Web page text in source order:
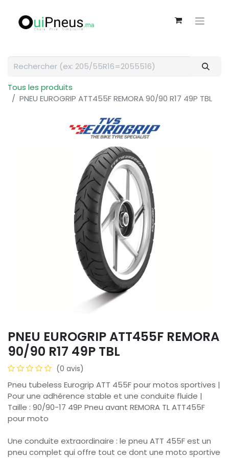
Tous les produits
PNEU EUROGRIP ATT455F REMORA 90/90 R17 49P TBL
PNEU EUROGRIP ATT455F REMORA
90/90 R17 49P TBL
(0 avis)
Pneu tubeless Eurogrip ATT 455F pour motos sportives |
Pour une adhérence stable et une conduite fluide |
Taille : 90/90-17 49P Pneu avant REMORA TL ATT455F
pour moto
Une conduite extraordinaire : le pneu ATT 455F est un
pneu complet qui offre tout ce dont une moto sportive